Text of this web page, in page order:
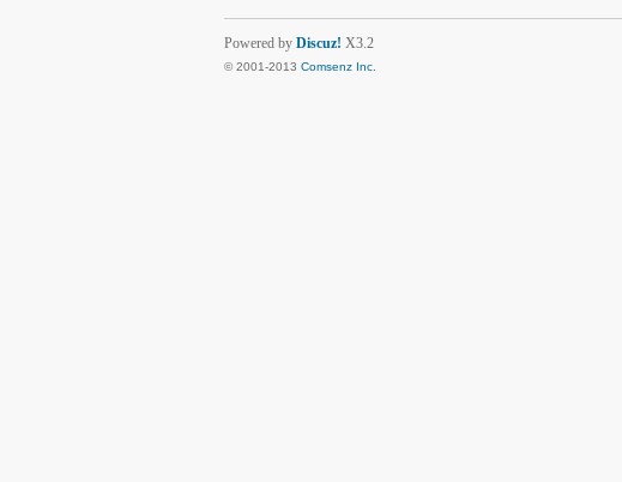
Powered by Discuz! X3.2
© 2001-2013 Comsenz Inc.